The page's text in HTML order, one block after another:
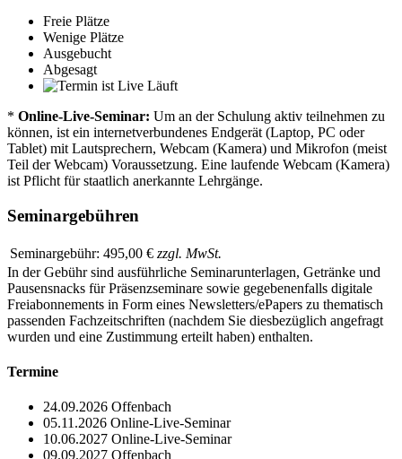
Freie Plätze
Wenige Plätze
Ausgebucht
Abgesagt
Läuft
* Online-Live-Seminar: Um an der Schulung aktiv teilnehmen zu
können, ist ein internetverbundenes Endgerät (Laptop, PC oder
Tablet) mit Lautsprechern, Webcam (Kamera) und Mikrofon (meist
Teil der Webcam) Voraussetzung. Eine laufende Webcam (Kamera)
ist Pflicht für staatlich anerkannte Lehrgänge.
Seminargebühren
Seminargebühr: 495,00 € zzgl. MwSt.
In der Gebühr sind ausführliche Seminarunterlagen, Getränke und
Pausensnacks für Präsenzseminare sowie gegebenenfalls digitale
Freiabonnements in Form eines Newsletters/ePapers zu thematisch
passenden Fachzeitschriften (nachdem Sie diesbezüglich angefragt
wurden und eine Zustimmung erteilt haben) enthalten.
Termine
24.09.2026 Offenbach
05.11.2026 Online-Live-Seminar
10.06.2027 Online-Live-Seminar
09.09.2027 Offenbach